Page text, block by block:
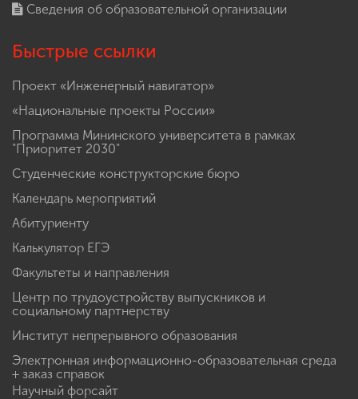
Сведения об образовательной организации
Быстрые ссылки
Проект «Инженерный навигатор»
«Национальные проекты России»
Программа Мининского университета в рамках
"Приоритет 2030"
Студенческие конструкторские бюро
Календарь мероприятий
Абитуриенту
Калькулятор ЕГЭ
Факультеты и направления
Центр по трудоустройству выпускников и
социальному партнерству
Институт непрерывного образования
Электронная информационно-образовательная среда
+ заказ справок
Научный форсайт